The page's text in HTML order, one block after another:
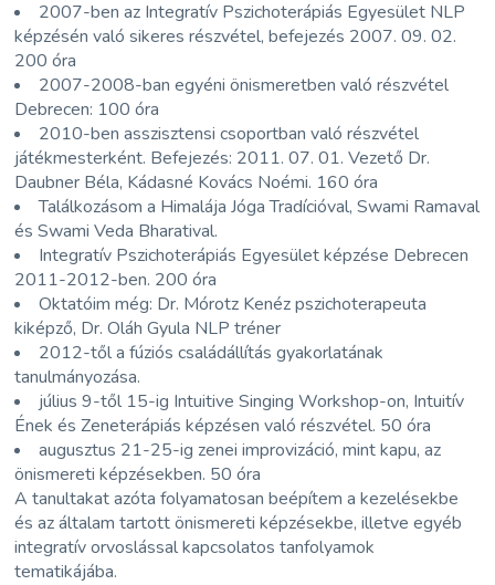
2007-ben az Integratív Pszichoterápiás Egyesület NLP
képzésén való sikeres részvétel, befejezés 2007. 09. 02.
200 óra
2007-2008-ban egyéni önismeretben való részvétel
Debrecen: 100 óra
2010-ben asszisztensi csoportban való részvétel
játékmesterként. Befejezés: 2011. 07. 01. Vezető Dr.
Daubner Béla, Kádasné Kovács Noémi. 160 óra
Találkozásom a Himalája Jóga Tradícióval, Swami Ramaval
és Swami Veda Bharatival.
Integratív Pszichoterápiás Egyesület képzése Debrecen
2011-2012-ben. 200 óra
Oktatóim még: Dr. Mórotz Kenéz pszichoterapeuta
kiképző, Dr. Oláh Gyula NLP tréner
2012-től a fúziós családállítás gyakorlatának
tanulmányozása.
július 9-től 15-ig Intuitive Singing Workshop-on, Intuitív
Ének és Zeneterápiás képzésen való részvétel. 50 óra
augusztus 21-25-ig zenei improvizáció, mint kapu, az
önismereti képzésekben. 50 óra
A tanultakat azóta folyamatosan beépítem a kezelésekbe
és az általam tartott önismereti képzésekbe, illetve egyéb
integratív orvoslással kapcsolatos tanfolyamok
tematikájába.